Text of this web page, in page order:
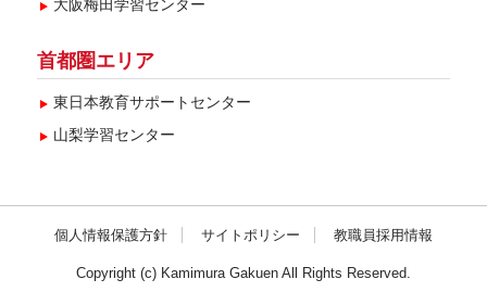
大阪梅田学習センター
首都圏エリア
東日本教育サポートセンター
山梨学習センター
個人情報保護方針 サイトポリシー 教職員採用情報
Copyright (c) Kamimura Gakuen All Rights Reserved.